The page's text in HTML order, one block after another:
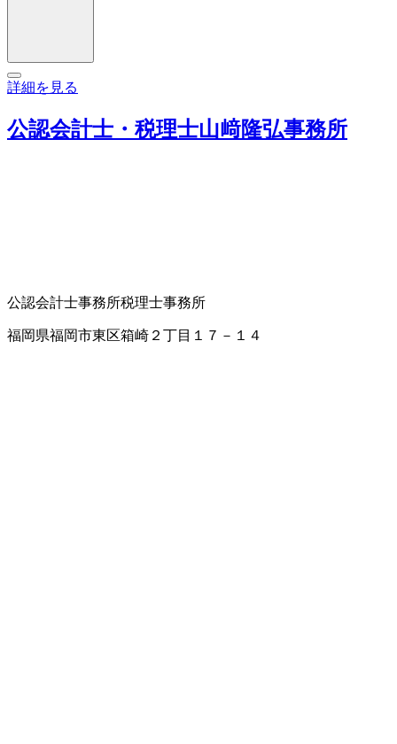
詳細を見る
公認会計士・税理士山﨑隆弘事務所
公認会計士事務所税理士事務所
福岡県福岡市東区箱崎２丁目１７－１４